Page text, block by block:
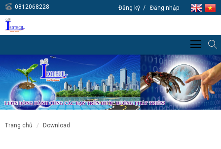
0812068228 Đăng ký Đăng nhập
trang chủ download